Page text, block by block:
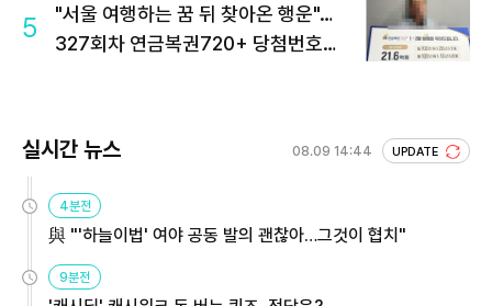
5
"서울 여행하는 꿈 뒤 찾아온 행운"…
327회차 연금복권720+ 당첨번호조
실시간 뉴스 08.09 14:44 UPDATE
4분전
與 "'하늘이법' 여야 공동 발의 괜찮아…그것이 협치"
9분전